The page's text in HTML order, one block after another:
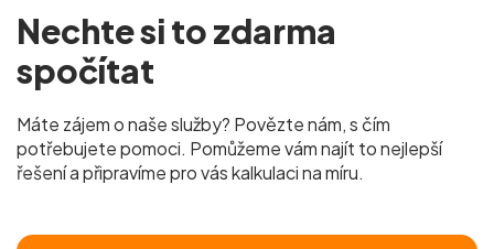
Nechte si tozdarma
spočítat
Máte zájem o naše služby? Povězte nám, s čím
potřebujete pomoci. Pomůžeme vám najít to nejlepší
řešení a připravíme pro váskalkulaci na míru.